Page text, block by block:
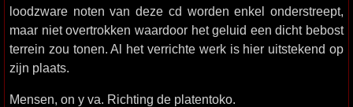
loodzware noten van deze cd worden enkel onderstreept,
maar niet overtrokken waardoor het geluid een dicht bebost
terrein zou tonen. Al het verrichte werk is hier uitstekend op
zijn plaats.
Mensen, on y va. Richting de platentoko.